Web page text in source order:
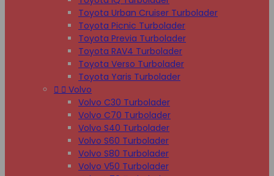
Toyota Urban Cruiser Turbolader
Toyota Picnic Turbolader
Toyota Previa Turbolader
Toyota RAV4 Turbolader
Toyota Verso Turbolader
Toyota Yaris Turbolader
  Volvo
Volvo C30 Turbolader
Volvo C70 Turbolader
Volvo S40 Turbolader
Volvo S60 Turbolader
Volvo S80 Turbolader
Volvo V50 Turbolader